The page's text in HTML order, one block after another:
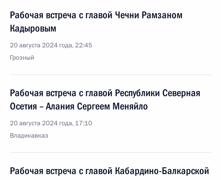
Рабочая встреча с главой Чечни Рамзаном
Кадыровым
20 августа 2024 года, 22:45
Грозный
Рабочая встреча с главой Республики Северная
Осетия – Алания Сергеем Меняйло
20 августа 2024 года, 17:10
Владикавказ
Рабочая встреча с главой Кабардино-Балкарской